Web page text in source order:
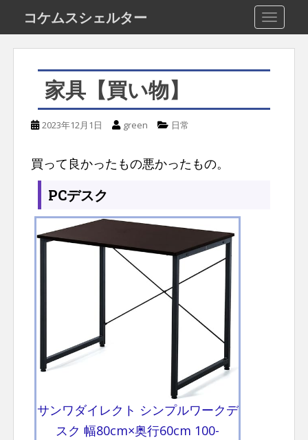
k
コケムスシェルター
家具【買い物】
2023年12月1日 green 日常
買って良かったもの悪かったもの。
PCデスク
サンワダイレクト シンプルワークデ
スク 幅80cm×奥行60cm 100-